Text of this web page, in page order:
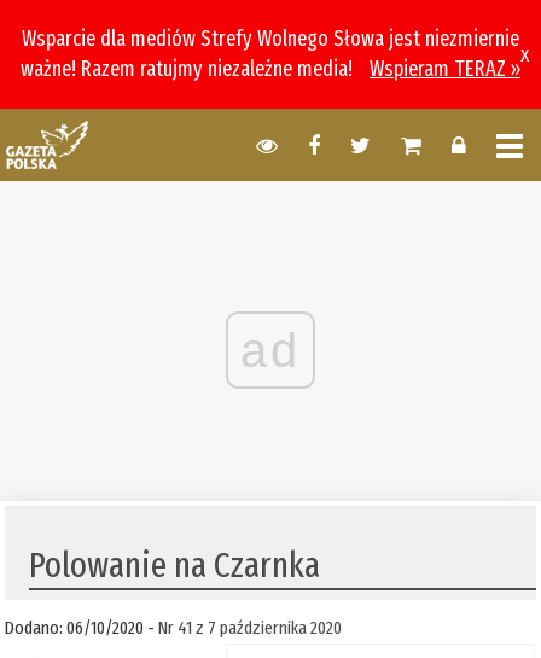
Wsparcie dla mediów Strefy Wolnego Słowa jest niezmiernie
ważne! Razem ratujmy niezależne media!
Wspieram TERAZ »
x
ad
Polowanie na Czarnka
Dodano: 06/10/2020 -Nr 41 z 7 października 2020